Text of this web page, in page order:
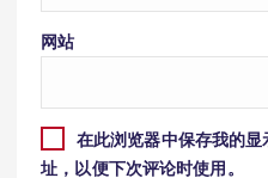
网站
在此浏览器中保存我的
址，以便下次评论时使用。